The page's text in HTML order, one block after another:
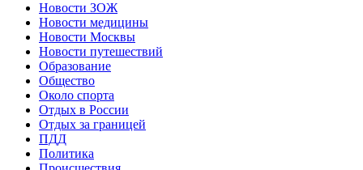
Новости ЗОЖ
Новости медицины
Новости Москвы
Новости путешествий
Образование
Общество
Около спорта
Отдых в России
Отдых за границей
ПДД
Политика